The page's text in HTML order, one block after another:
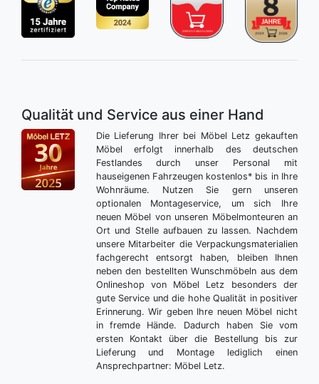
Qualität und Service aus einer Hand
Die Lieferung Ihrer bei Möbel Letz gekauften
Möbel erfolgt innerhalb des deutschen
Festlandes durch unser Personal mit
hauseigenen Fahrzeugen kostenlos* bis in Ihre
Wohnräume. Nutzen Sie gern unseren
optionalen Montageservice, um sich Ihre
neuen Möbel von unseren Möbelmonteuren an
Ort und Stelle aufbauen zu lassen. Nachdem
unsere Mitarbeiter die Verpackungsmaterialien
fachgerecht entsorgt haben, bleiben Ihnen
neben den bestellten Wunschmöbeln aus dem
Onlineshop von Möbel Letz besonders der
gute Service und die hohe Qualität in positiver
Erinnerung. Wir geben Ihre neuen Möbel nicht
in fremde Hände. Dadurch haben Sie vom
ersten Kontakt über die Bestellung bis zur
Lieferung und Montage lediglich einen
Ansprechpartner: Möbel Letz.